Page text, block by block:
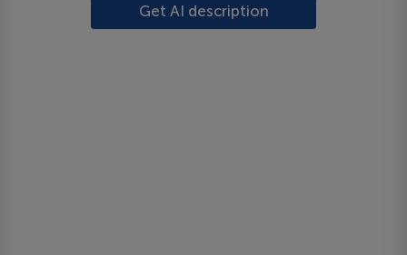
Get AI description